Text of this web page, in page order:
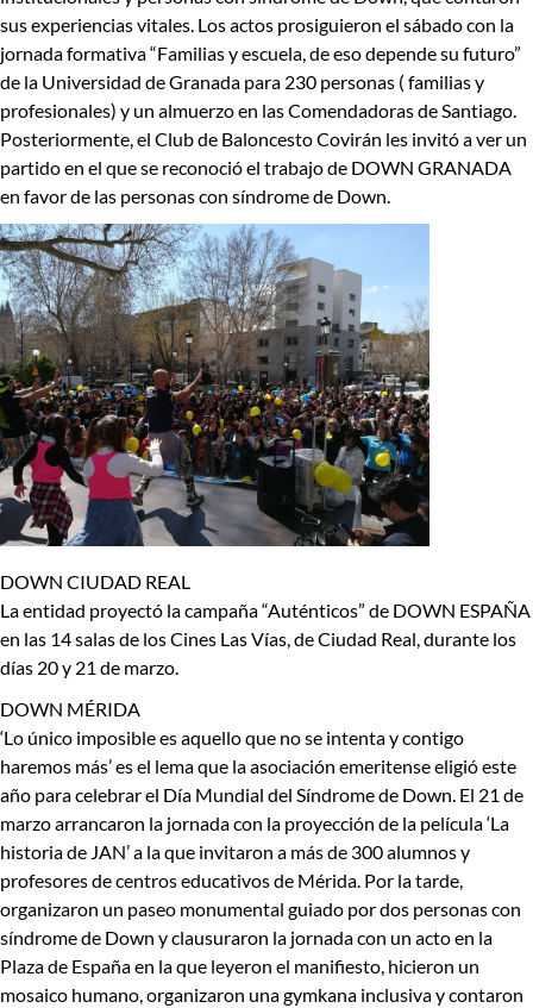
sus experiencias vitales. Los actos prosiguieron el sábado con la
jornada formativa “Familias y escuela, de eso depende su futuro”
de la Universidad de Granada para 230 personas ( familias y
profesionales) y un almuerzo en las Comendadoras de Santiago.
Posteriormente, el Club de Baloncesto Covirán les invitó a ver un
partido en el que se reconoció el trabajo de DOWN GRANADA
en favor de las personas con síndrome de Down.
DOWN CIUDAD REAL
La entidad proyectó la campaña “Auténticos” de DOWN ESPAÑA
en las 14 salas de los Cines Las Vías, de Ciudad Real, durante los
días 20 y 21 de marzo.
DOWN MÉRIDA
‘Lo único imposible es aquello que no se intenta y contigo
haremos más’ es el lema que la asociación emeritense eligió este
año para celebrar el Día Mundial del Síndrome de Down. El 21 de
marzo arrancaron la jornada con la proyección de la película ‘La
historia de JAN’ a la que invitaron a más de 300 alumnos y
profesores de centros educativos de Mérida. Por la tarde,
organizaron un paseo monumental guiado por dos personas con
síndrome de Down y clausuraron la jornada con un acto en la
Plaza de España en la que leyeron el manifiesto, hicieron un
mosaico humano, organizaron una gymkana inclusiva y contaron